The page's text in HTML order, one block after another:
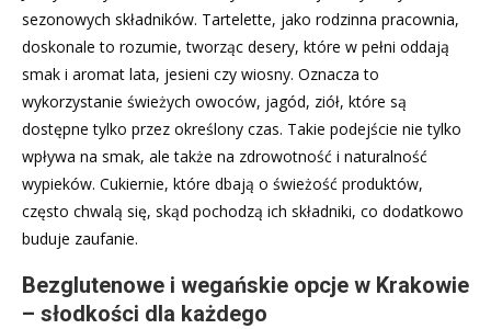
sezonowych składników. Tartelette, jako rodzinna pracownia,
doskonale to rozumie, tworząc desery, które w pełni oddają
smak i aromat lata, jesieni czy wiosny. Oznacza to
wykorzystanie świeżych owoców, jagód, ziół, które są
dostępne tylko przez określony czas. Takie podejście nie tylko
wpływa na smak, ale także na zdrowotność i naturalność
wypieków. Cukiernie, które dbają o świeżość produktów,
często chwalą się, skąd pochodzą ich składniki, co dodatkowo
buduje zaufanie.
Bezglutenowe i wegańskie opcje w Krakowie
– słodkości dla każdego